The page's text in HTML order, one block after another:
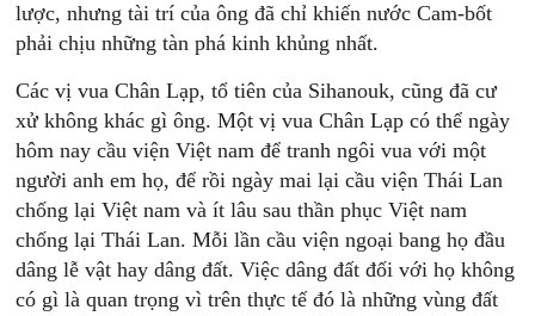
lược, nhưng tài trí của ông đã chỉ khiến nước Cam-bốt
phải chịu những tàn phá kinh khủng nhất.
Các vị vua Chân Lạp, tổ tiên của Sihanouk, cũng đã cư
xử không khác gì ông. Một vị vua Chân Lạp có thể ngày
hôm nay cầu viện Việt nam để tranh ngôi vua với một
người anh em họ, để rồi ngày mai lại cầu viện Thái Lan
chống lại Việt nam và ít lâu sau thần phục Việt nam
chống lại Thái Lan. Mỗi lần cầu viện ngoại bang họ đầu
dâng lễ vật hay dâng đất. Việc dâng đất đối với họ không
có gì là quan trọng vì trên thực tế đó là những vùng đất